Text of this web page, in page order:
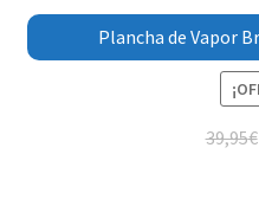
Plancha de Vapor
39,95€